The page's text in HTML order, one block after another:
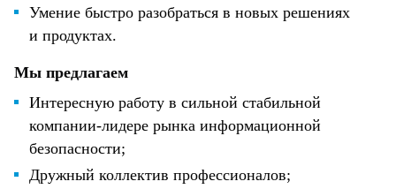
Умение быстро разобраться в новых решениях
и продуктах.
Мы предлагаем
Интересную работу в сильной стабильной
компании-лидере рынка информационной
безопасности;
Дружный коллектив профессионалов;